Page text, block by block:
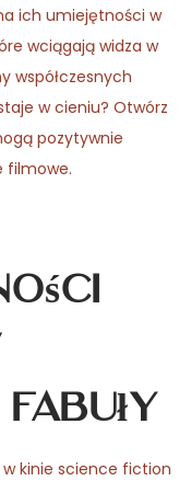
ich umiejętności w
wciągają widza w
współczesnych
w cieniu? Otwórz
pozytywnie
filmowe.
kinie science fiction